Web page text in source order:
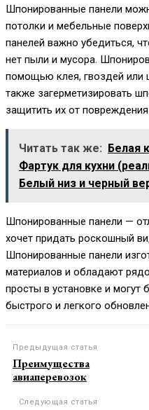
Шпонированные панели
потолки и мебельные
панелей важно убедиться,
нет пыли и мусора.
помощью клея, гвоздей или
также загерметизировать
защитить их от повреждения
Читать так же:
Белая
Фартук для кухни
Белый низ и черный
Шпонированные панели —
хочет придать роскошный
Шпонированные панели
материалов и обладают
просты в установке и могут
быстрого и легкого
Предыдущая статья
Преимущества
авиаперевозок
Следующая статья